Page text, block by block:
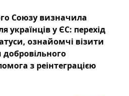
Союзу визначила
українців у ЄС: перехід
ознайомчі візити
з реінтеграцією